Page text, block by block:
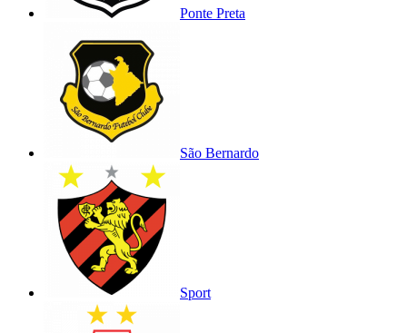
Ponte Preta
São Bernardo
Sport